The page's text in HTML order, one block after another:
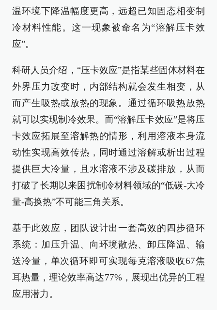
温环境下降温幅度更高，远超已知固态相变制
冷材料性能。这一现象被命名为“溶解压卡效
应”。
科研人员介绍，“压卡效应”是指某些固体材料在
外界压力改变时，内部结构就会发生相变，从
而产生吸热或放热的现象。通过循环吸热放热
就可以实现制冷效果。而“溶解压卡效应”是将压
卡效应拓展至溶解热的情形，利用溶液本身流
动性实现高效传热，同时通过溶解或析出过程
提供巨大冷量，且水溶液不涉及碳排放，从而
打破了长期以来困扰制冷材料领域的“低碳-大冷
量-高换热”不可能三角关系。
基于此效应，团队设计出一套高效的四步循环
系统：加压升温、向环境散热、卸压降温、输
送冷量，单次循环即可实现每克溶液吸收67焦
耳热量，理论效率高达77%，展现出优异的工程
应用潜力。